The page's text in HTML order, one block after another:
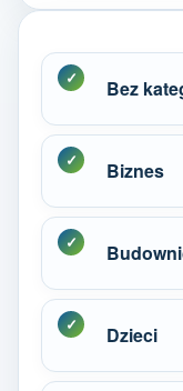
Bez
Biznes
Dzieci